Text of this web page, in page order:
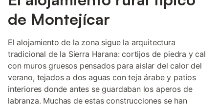
de Montejícar
El alojamiento de la zona sigue la arquitectura
tradicional de la Sierra Harana: cortijos de piedra y cal
con muros gruesos pensados para aislar del calor del
verano, tejados a dos aguas con teja árabe y patios
interiores donde antes se guardaban los aperos de
labranza. Muchas de estas construcciones se han